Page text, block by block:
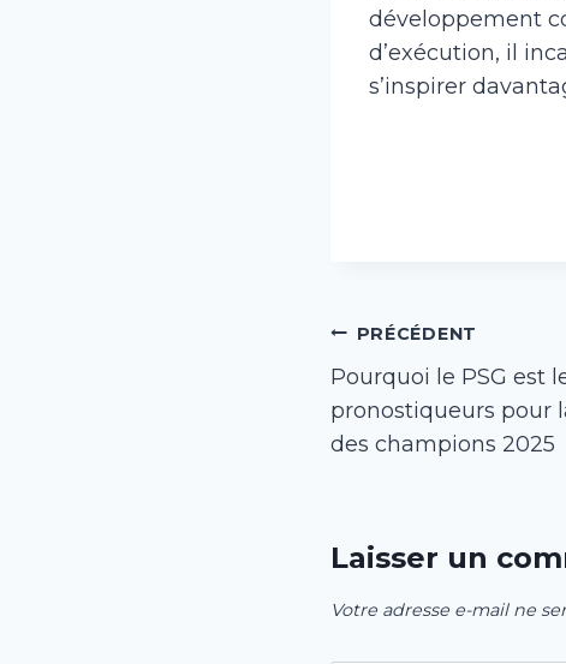
développement
d’exécution, il
s’inspirer
Navigation
de
l’article
PRÉCÉDENT
Pourquoi le PSG est
pronostiqueurs pour
des champions 2025
Laisser un
Votre adresse e-mail ne